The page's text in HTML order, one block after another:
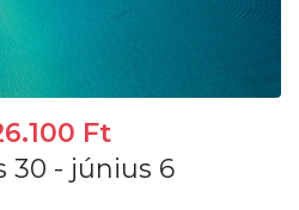
Ft
30 - június 6